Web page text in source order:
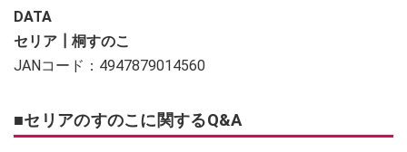
DATA
セリア┃桐すのこ
JANコード：4947879014560
■セリアのすのこに関するQ&A